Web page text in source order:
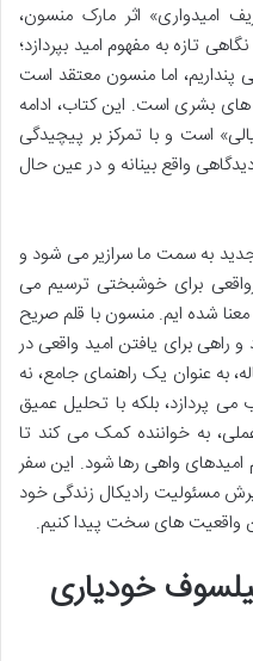
امیدواری» اثر مارک منسون،
تازه به مفهوم امید بپردازد؛
اما منسون معتقد است
بشری است. این کتاب، ادامه
است و با تمرکز بر پیچیدگی
واقع بینانه و در عین حال
جدید به سمت ما سرازیر می شود و
برای خوشبختی ترسیم می
شده ایم. منسون با قلم صریح
راهی برای یافتن امید واقعی در
به عنوان یک راهنمای جامع، نه
می پردازد، بلکه با تحلیل عمیق
به خواننده کمک می کند تا
امیدهای واهی رها شود. این سفر
مسئولیت رادیکال زندگی خود
واقعیت های سخت پیدا کنیم.
خودیاری